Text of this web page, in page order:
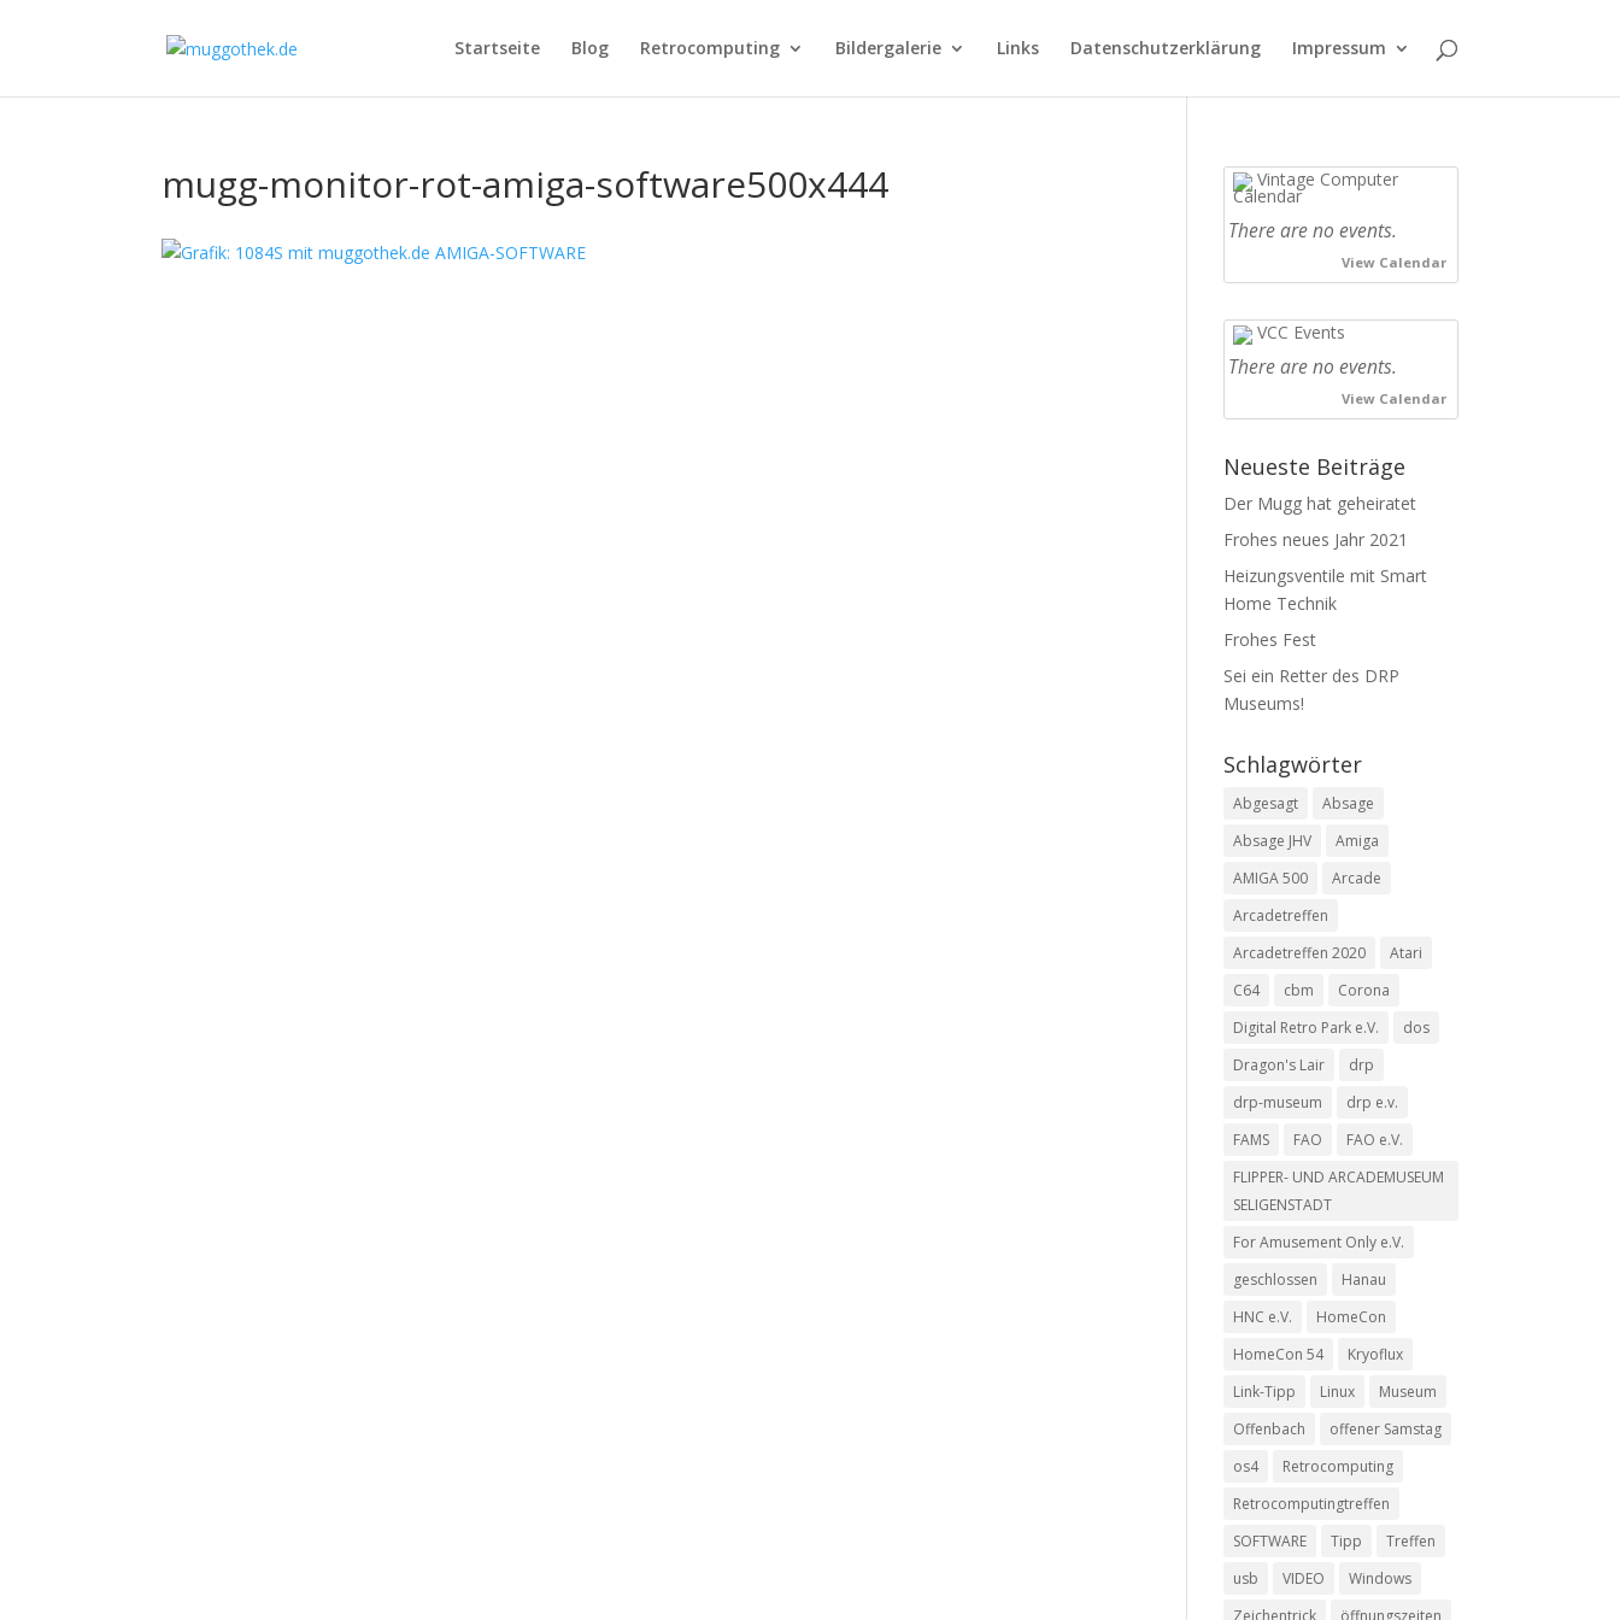
Startseite Blog Retrocomputing Bildergalerie Links Datenschutzerklärung Impressum
mugg-monitor-rot-amiga-software500x444 Vintage Computer
Calendar
There are no events.
View Calendar
VCC Events
There are no events.
View Calendar
Neueste Beiträge
Der Mugg hat geheiratet
Frohes neues Jahr 2021
Heizungsventile mit Smart
Home Technik
Frohes Fest
Sei ein Retter des DRP
Museums!
Schlagwörter
Abgesagt
Absage
Absage JHV
Amiga
AMIGA 500
Arcade
Arcadetreffen
Arcadetreffen 2020
Atari
C64
cbm
Corona
Digital Retro Park e.V.
dos
Dragon's Lair
drp
drp-museum
drp e.v.
FAMS
FAO
FAO e.V.
FLIPPER- UND ARCADEMUSEUM
SELIGENSTADT
For Amusement Only e.V.
geschlossen
Hanau
HNC e.V.
HomeCon
HomeCon 54
Kryoflux
Link-Tipp
Linux
Museum
Offenbach
offener Samstag
os4
Retrocomputing
Retrocomputingtreffen
SOFTWARE
Tipp
Treffen
usb
VIDEO
Windows
Zeichentrick
öffnungszeiten